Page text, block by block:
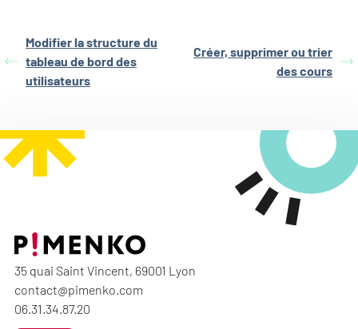
Modifier la structure du
tableau de bord des
utilisateurs
Créer, supprimer ou trier
des cours
35 quai Saint Vincent, 69001 Lyon
contact@pimenko.com
06.31.34.87.20